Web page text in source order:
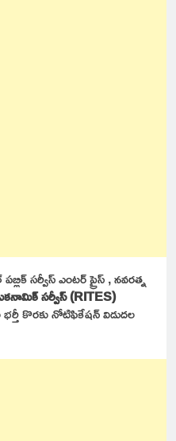
సర్వీస్ ఎంటర్ ప్రైస్ , నవరత్న
సర్వీస్ (RITES)
కొరకు నోటిఫికేషన్ విడుదల